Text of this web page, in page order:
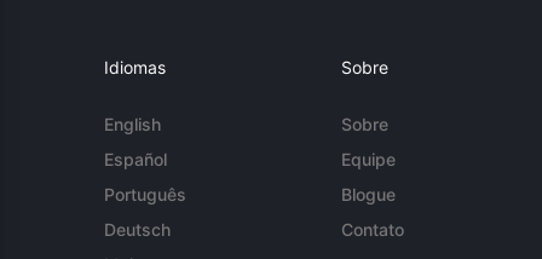
Idiomas
English
Español
Português
Deutsch
Sobre
Sobre
Equipe
Blogue
Contato